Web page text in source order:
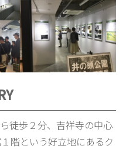
徒歩２分、吉祥寺の中心
階という好立地にあるク